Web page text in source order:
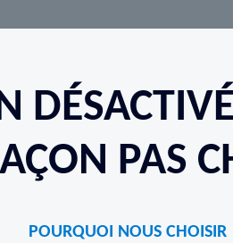
PAS
POURQUOI NOUS CHOISIR